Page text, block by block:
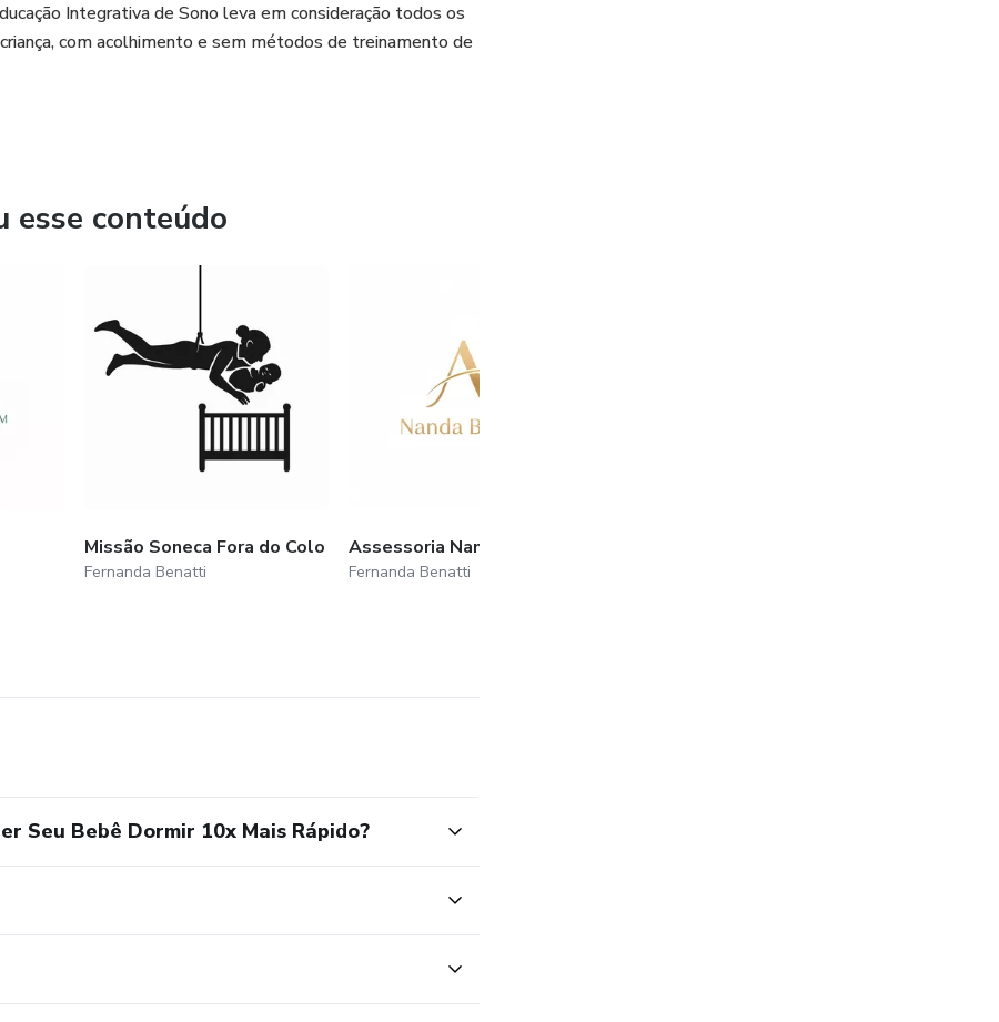
Integrativa de Sono leva em consideração todos os
com acolhimento e sem métodos de treinamento de
esse conteúdo
Missão Soneca Fora do Colo
Fernanda Benatti
Assessoria Nanda Benatti
Fernanda Benatti
Seu Bebê Dormir 10x Mais Rápido?